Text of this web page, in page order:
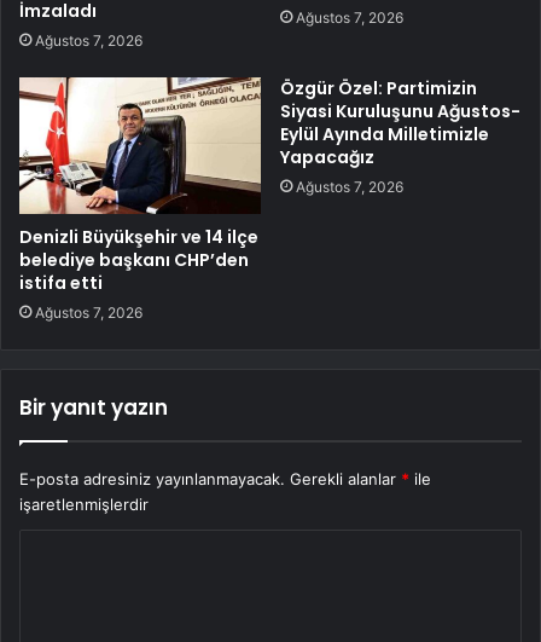
İmzaladı
Ağustos 7, 2026
Ağustos 7, 2026
Denizli Büyükşehir ve 14 ilçe
belediye başkanı CHP’den
istifa etti
Ağustos 7, 2026
Özgür Özel: Partimizin
Siyasi Kuruluşunu Ağustos-
Eylül Ayında Milletimizle
Yapacağız
Ağustos 7, 2026
Bir yanıt yazın
E-posta adresiniz yayınlanmayacak. Gerekli alanlar * ile
işaretlenmişlerdir